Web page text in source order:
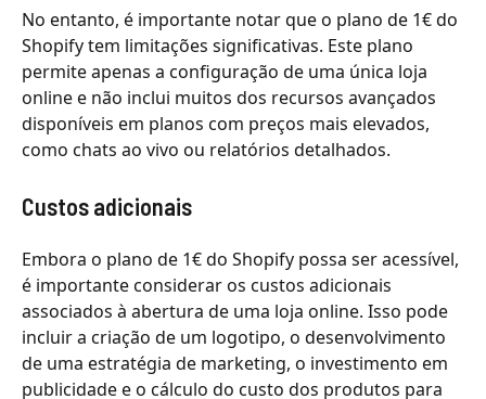
No entanto, é importante notar que o plano de 1€ do
Shopify tem limitações significativas. Este plano
permite apenas a configuração de uma única loja
online e não inclui muitos dos recursos avançados
disponíveis em planos com preços mais elevados,
como chats ao vivo ou relatórios detalhados.
Custos adicionais
Embora o plano de 1€ do Shopify possa ser acessível,
é importante considerar os custos adicionais
associados à abertura de uma loja online. Isso pode
incluir a criação de um logotipo, o desenvolvimento
de uma estratégia de marketing, o investimento em
publicidade e o cálculo do custo dos produtos para